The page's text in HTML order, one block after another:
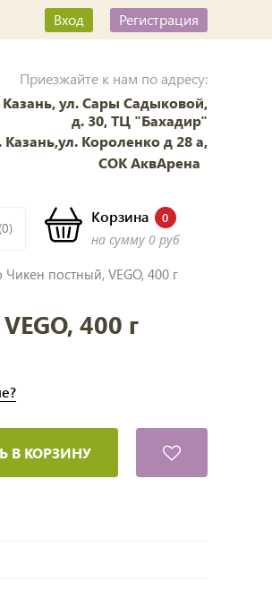
Вход Регистрация
Приезжайте к нам по адресу:
Казань, ул. Сары Садыковой,
д. 30, ТЦ "Бахадир"
Казань,ул. Короленко д 28 а,
СОК АквАрена
(0)
Корзина 0
на сумму 0 руб
Чикен постный, VEGO, 400 г
400 г
В КОРЗИНУ